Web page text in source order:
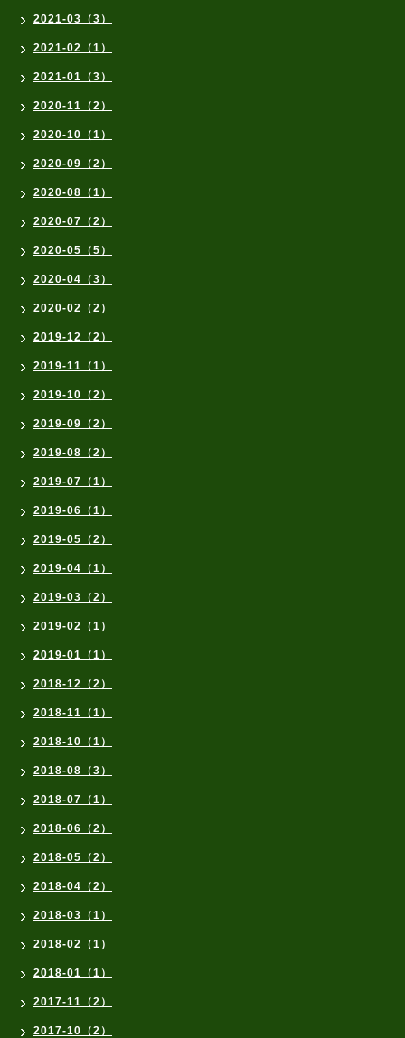
2021-03（3）
2021-02（1）
2021-01（3）
2020-11（2）
2020-10（1）
2020-09（2）
2020-08（1）
2020-07（2）
2020-05（5）
2020-04（3）
2020-02（2）
2019-12（2）
2019-11（1）
2019-10（2）
2019-09（2）
2019-08（2）
2019-07（1）
2019-06（1）
2019-05（2）
2019-04（1）
2019-03（2）
2019-02（1）
2019-01（1）
2018-12（2）
2018-11（1）
2018-10（1）
2018-08（3）
2018-07（1）
2018-06（2）
2018-05（2）
2018-04（2）
2018-03（1）
2018-02（1）
2018-01（1）
2017-11（2）
2017-10（2）